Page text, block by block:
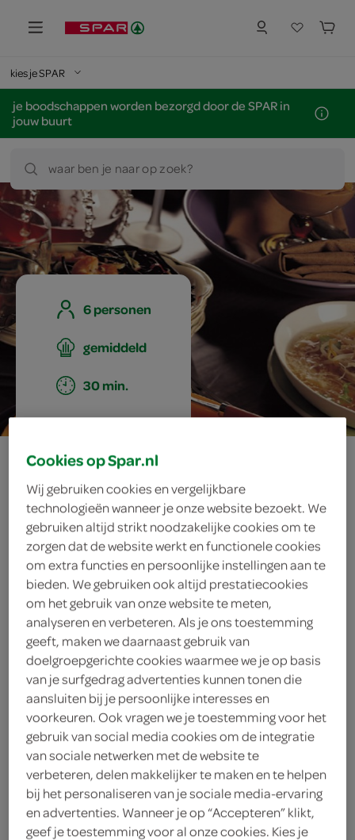
kies je SPAR
je boodschappen worden bezorgd door de SPAR in
jouw buurt
waar ben je naar op zoek?
6 personen
gemiddeld
30 min.
roergebakken
garnalen met
zwarte pasta
ingrediënten
3 lente-/bosuitjes
3 eetlepels arachideolie
250 gram spaghetti
250 gram zwarte pasta
1 eetlepel gembersiroop
Cookies op Spar.nl
Wij gebruiken cookies en vergelijkbare
technologieën wanneer je onze website bezoekt. We
gebruiken altijd strikt noodzakelijke cookies om te
zorgen dat de website werkt en functionele cookies
om extra functies en persoonlijke instellingen aan te
bieden. We gebruiken ook altijd prestatiecookies
om het gebruik van onze website te meten,
analyseren en verbeteren. Als je ons toestemming
geeft, maken we daarnaast gebruik van
doelgroepgerichte cookies waarmee we je op basis
van je surfgedrag advertenties kunnen tonen die
aansluiten bij je persoonlijke interesses en
voorkeuren. Ook vragen we je toestemming voor het
gebruik van social media cookies om de integratie
van sociale netwerken met de website te
verbeteren, delen makkelijker te maken en te helpen
bij het personaliseren van je sociale media-ervaring
en advertenties. Wanneer je op “Accepteren” klikt,
geef je toestemming voor al onze cookies. Kies je